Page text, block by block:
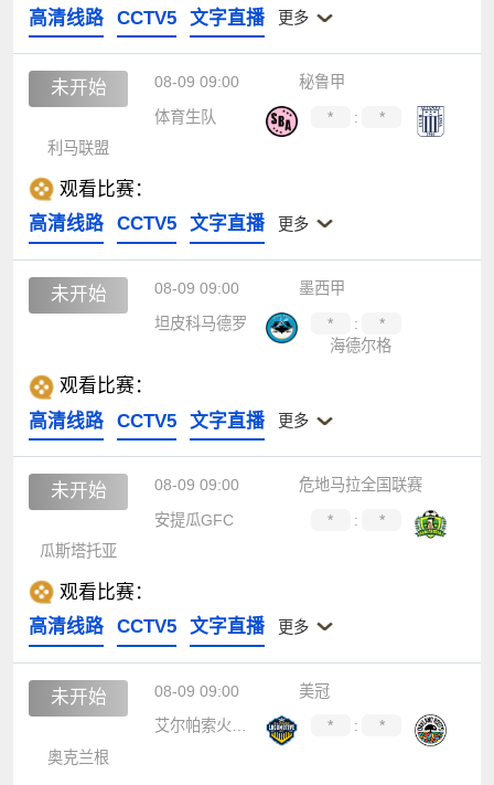
高清线路
CCTV5 文字直播 更多
未开始 08-09 09:00
秘鲁甲
体育生队
* :
*
利马联盟
观看比赛：
高清线路
CCTV5 文字直播 更多
未开始 08-09 09:00
墨西甲
坦皮科马德罗
* :
*
海德尔格
观看比赛：
高清线路
CCTV5 文字直播 更多
未开始 08-09 09:00
危地马拉全国联赛
安提瓜GFC
* :
*
瓜斯塔托亚
观看比赛：
高清线路
CCTV5 文字直播 更多
未开始 08-09 09:00
美冠
艾尔帕索火车头
* :
*
奥克兰根